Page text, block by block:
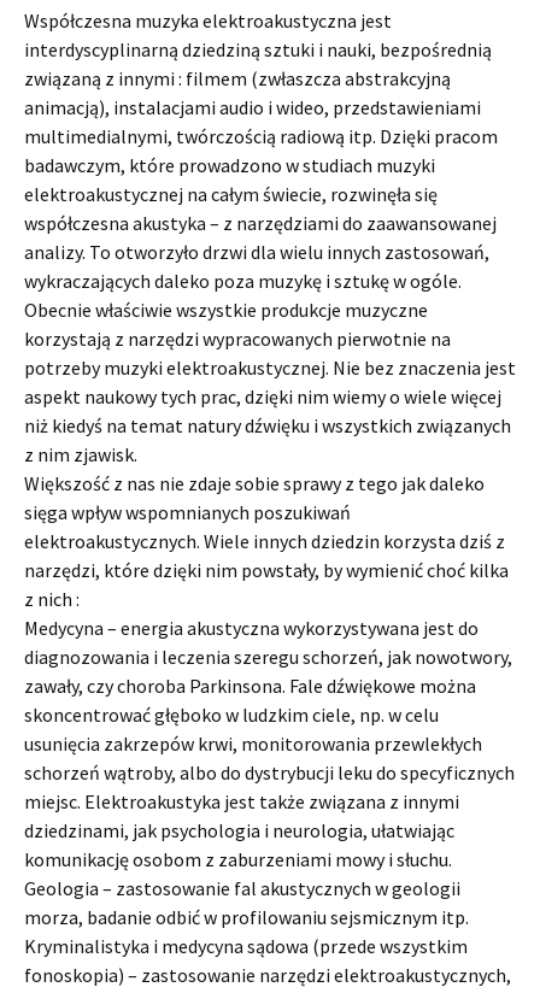
Współczesna muzyka elektroakustyczna jest
interdyscyplinarną dziedziną sztuki i nauki, bezpośrednią
związaną z innymi : filmem (zwłaszcza abstrakcyjną
animacją), instalacjami audio i wideo, przedstawieniami
multimedialnymi, twórczością radiową itp. Dzięki pracom
badawczym, które prowadzono w studiach muzyki
elektroakustycznej na całym świecie, rozwinęła się
współczesna akustyka – z narzędziami do zaawansowanej
analizy. To otworzyło drzwi dla wielu innych zastosowań,
wykraczających daleko poza muzykę i sztukę w ogóle.
Obecnie właściwie wszystkie produkcje muzyczne
korzystają z narzędzi wypracowanych pierwotnie na
potrzeby muzyki elektroakustycznej. Nie bez znaczenia jest
aspekt naukowy tych prac, dzięki nim wiemy o wiele więcej
niż kiedyś na temat natury dźwięku i wszystkich związanych
z nim zjawisk.
Większość z nas nie zdaje sobie sprawy z tego jak daleko
sięga wpływ wspomnianych poszukiwań
elektroakustycznych. Wiele innych dziedzin korzysta dziś z
narzędzi, które dzięki nim powstały, by wymienić choć kilka
z nich :
Medycyna – energia akustyczna wykorzystywana jest do
diagnozowania i leczenia szeregu schorzeń, jak nowotwory,
zawały, czy choroba Parkinsona. Fale dźwiękowe można
skoncentrować głęboko w ludzkim ciele, np. w celu
usunięcia zakrzepów krwi, monitorowania przewlekłych
schorzeń wątroby, albo do dystrybucji leku do specyficznych
miejsc. Elektroakustyka jest także związana z innymi
dziedzinami, jak psychologia i neurologia, ułatwiając
komunikację osobom z zaburzeniami mowy i słuchu.
Geologia – zastosowanie fal akustycznych w geologii
morza, badanie odbić w profilowaniu sejsmicznym itp.
Kryminalistyka i medycyna sądowa (przede wszystkim
fonoskopia) – zastosowanie narzędzi elektroakustycznych,